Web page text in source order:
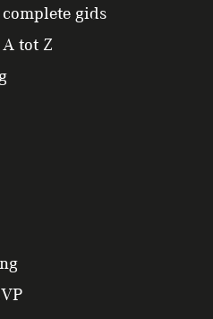
gids
tot Z